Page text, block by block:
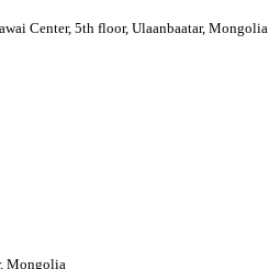
Center, 5th floor, Ulaanbaatar, Mongolia
Mongolia